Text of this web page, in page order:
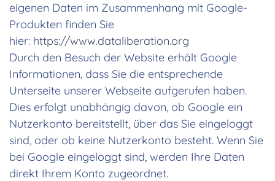
eigenen Daten im Zusammenhang mit Google-
Produkten finden Sie
hier: https://www.dataliberation.org
Durch den Besuch der Website erhält Google
Informationen, dass Sie die entsprechende
Unterseite unserer Webseite aufgerufen haben.
Dies erfolgt unabhängig davon, ob Google ein
Nutzerkonto bereitstellt, über das Sie eingeloggt
sind, oder ob keine Nutzerkonto besteht. Wenn Sie
bei Google eingeloggt sind, werden Ihre Daten
direkt Ihrem Konto zugeordnet.